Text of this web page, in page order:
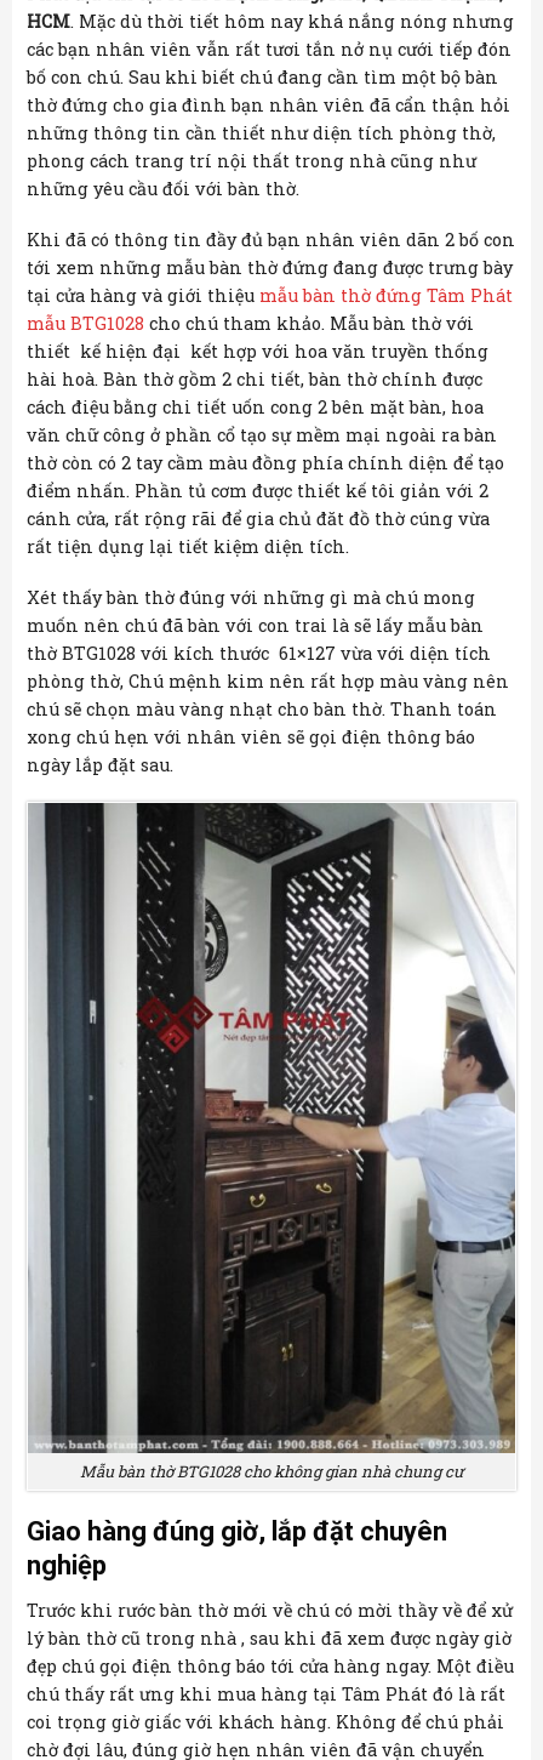
HCM. Mặc dù thời tiết hôm nay khá nắng nóng nhưng
các bạn nhân viên vẫn rất tươi tắn nở nụ cưới tiếp đón
bố con chú. Sau khi biết chú đang cần tìm một bộ bàn
thờ đứng cho gia đình bạn nhân viên đã cẩn thận hỏi
những thông tin cần thiết như diện tích phòng thờ,
phong cách trang trí nội thất trong nhà cũng như
những yêu cầu đối với bàn thờ.
Khi đã có thông tin đầy đủ bạn nhân viên dãn 2 bố con
tới xem những mẫu bàn thờ đứng đang được trưng bày
tại cửa hàng và giới thiệu mẫu bàn thờ đứng Tâm Phát
mẫu BTG1028 cho chú tham khảo. Mẫu bàn thờ với
thiết kế hiện đại kết hợp với hoa văn truyền thống
hài hoà. Bàn thờ gồm 2 chi tiết, bàn thờ chính được
cách điệu bằng chi tiết uốn cong 2 bên mặt bàn, hoa
văn chữ công ở phần cổ tạo sự mềm mại ngoài ra bàn
thờ còn có 2 tay cầm màu đồng phía chính diện để tạo
điểm nhấn. Phần tủ cơm được thiết kế tôi giản với 2
cánh cửa, rất rộng rãi để gia chủ đăt đồ thờ cúng vừa
rất tiện dụng lại tiết kiệm diện tích.
Xét thấy bàn thờ đúng với những gì mà chú mong
muốn nên chú đã bàn với con trai là sẽ lấy mẫu bàn
thờ BTG1028 với kích thước 61×127 vừa với diện tích
phòng thờ, Chú mệnh kim nên rất hợp màu vàng nên
chú sẽ chọn màu vàng nhạt cho bàn thờ. Thanh toán
xong chú hẹn với nhân viên sẽ gọi điện thông báo
ngày lắp đặt sau.
Mẫu bàn thờ BTG1028 cho không gian nhà chung cư
Giao hàng đúng giờ, lắp đặt chuyên
nghiệp
Trước khi rước bàn thờ mới về chú có mời thầy về để xử
lý bàn thờ cũ trong nhà , sau khi đã xem được ngày giờ
đẹp chú gọi điện thông báo tới cửa hàng ngay. Một điều
chú thấy rất ưng khi mua hàng tại Tâm Phát đó là rất
coi trọng giờ giấc với khách hàng. Không để chú phải
chờ đợi lâu, đúng giờ hẹn nhân viên đã vận chuyển